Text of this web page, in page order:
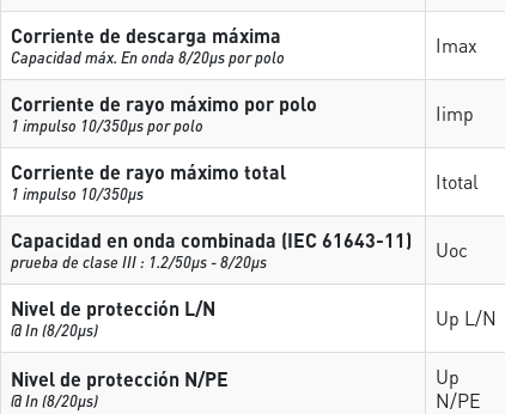
Corriente de descarga máxima
Capacidad máx. En onda 8/20µs por polo Imax
Corriente de rayo máximo por polo
1 impulso 10/350µs por polo Iimp
Corriente de rayo máximo total
1 impulso 10/350µs Itotal
Capacidad en onda combinada (IEC 61643-11)
prueba de clase III : 1.2/50µs - 8/20µs Uoc
Nivel de protección L/N
@ In (8/20µs) Up L/N
Nivel de protección N/PE
@ In (8/20µs)
Up
N/PE